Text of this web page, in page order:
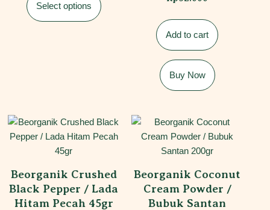
Select options
Add to cart
Buy Now
Beorganik Crushed
Black Pepper / Lada
Hitam Pecah 45gr
Beorganik Coconut
Cream Powder /
Bubuk Santan